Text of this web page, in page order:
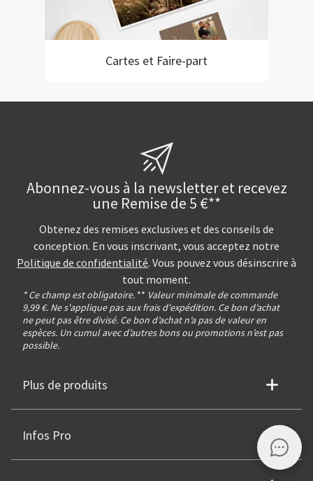
Cartes et Faire-part
Abonnez-vous à la newsletter et recevez
une Remise de 5 €**
Obtenez des remises exclusives et des conseils de
conception. En vous inscrivant, vous acceptez notre
Politique de confidentialité. Vous pouvez vous désinscrire à
tout moment.
* Ce champ est obligatoire. ** Valeur minimale de commande
9,99 €. Ne s'applique pas aux frais d'expédition. Ce bon d’achat
ne peut pas être divisé. Ce bon d’achat n’a pas de valeur en
espèces. Un cumul avec d’autres bons ou promotions n’est pas
possible.
Plus de produits
Infos Pro